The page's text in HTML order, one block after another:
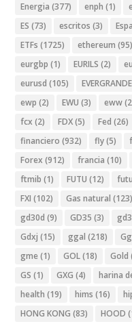
Energia (377) enph (1)
ES (73) escritos (3)
ETFs (1725) ethereum (95)
eurgbp (1) EURILS (2)
eurusd (105) EVERGRANDE
ewp (2) EWU (3) eww
fcx (2) FDX(5) Fed (26)
financiero (932) fly(5)
Forex (912) francia (10)
ftmib (1) FUTU (12)
FXI (102) Gas natural (123)
gd30d (9) GD35 (3)
Gdxj (15) ggal (218)
gme (1) GOL(18) Gold
GS (1) GXG (4) harina
health (19) hims (16)
HONG KONG (83) HOOD